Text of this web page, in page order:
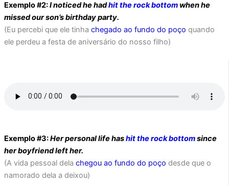
Exemplo #2:I noticed he hadhit the rock bottom when he
missed our son’s birthday party.
(Eu percebi que ele tinha chegado ao fundo do poço quando
ele perdeu a festa de aniversário do nosso filho)
Exemplo #3:Her personal life hashit the rock bottomsince
her boyfriend left her.
(A vida pessoal dela chegou ao fundo do poço desde que o
namorado dela a deixou)